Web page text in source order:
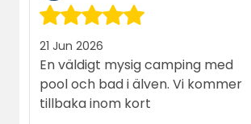
21 Jun 2026
En väldigt mysig camping med
pool och bad i älven. Vi kommer
tillbaka inom kort